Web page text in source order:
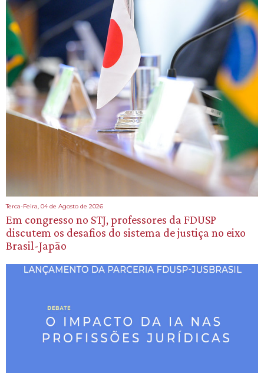
Terca-Feira, 04 de Agosto de 2026
Em congresso no STJ, professores da FDUSP
discutem os desafios do sistema de justiça no eixo
Brasil-Japão